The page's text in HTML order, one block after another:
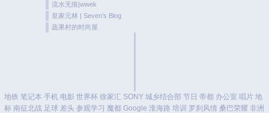
流水无痕|wwek
皇家元林 | Seven’s Blog
蔬果村的时尚屋
地铁 笔记本 手机 电影 世界杯 徐家汇 SONY 城乡结合部 节日 帝都 办公室 唱片 地
标 南征北战 足球 差头 参观学习 魔都 Google 淮海路 培训 罗刹风情 桑巴荣耀 非洲